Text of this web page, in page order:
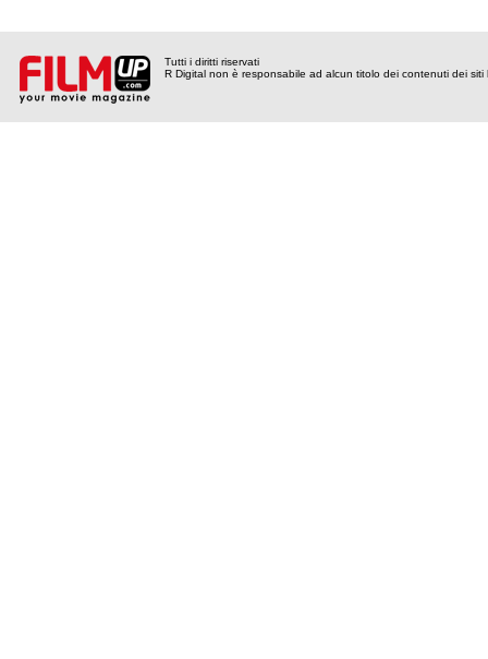
Tutti i diritti riservati
R Digital non è responsabile ad alcun titolo dei contenuti dei siti